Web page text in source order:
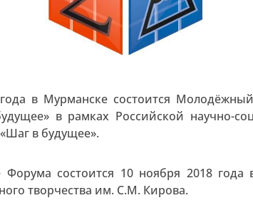
в Мурманске состоится
в рамках Российской научно-
в будущее».
Форума состоится 10 ноября 2018
творчества им. С.М. Кирова.